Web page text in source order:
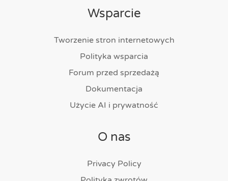
Wsparcie
Tworzenie stron internetowych
Polityka wsparcia
Forum przed sprzedażą
Dokumentacja
Użycie AI i prywatność
O nas
Privacy Policy